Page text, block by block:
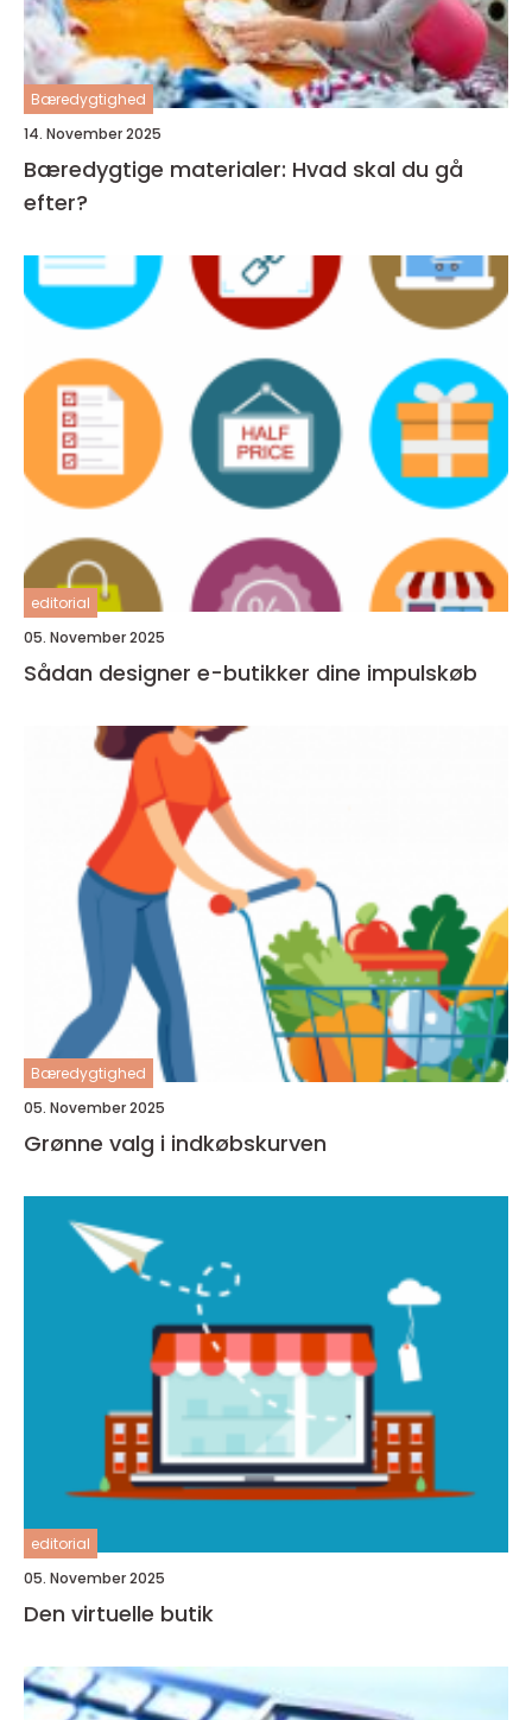
Bæredygtighed
14. November 2025
Bæredygtige materialer: Hvad skal du gå
efter?
editorial
05. November 2025
Sådan designer e-butikker dine impulskøb
Bæredygtighed
05. November 2025
Grønne valg i indkøbskurven
editorial
05. November 2025
Den virtuelle butik